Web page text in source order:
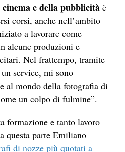
e della pubblicità è
corsi, anche nell’ambito
a lavorare come
alcune produzioni e
Nel frattempo, tramite
service, mi sono
al mondo della fotografia di
un colpo di fulmine”.
formazione e tanto lavoro
a questa parte Emiliano
di nozze più quotati a